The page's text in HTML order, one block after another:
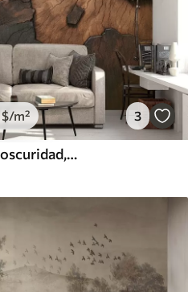
$/m² 3
madera, textura, grietas, oscuridad, corteza, superficie